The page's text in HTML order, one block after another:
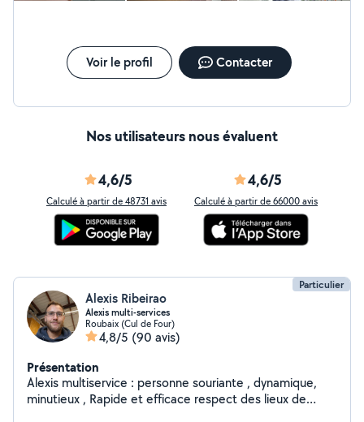
Voir le profil Contacter
Nos utilisateurs nous évaluent
4,6/5
Calculé à partir de 48731 avis
4,6/5
Calculé à partir de 66000 avis
Particulier
Alexis Ribeirao
Alexis multi-services
Roubaix (Cul de Four)
4,8/5 (90 avis)
Présentation
Alexis multiservice : personne souriante , dynamique,
minutieux , Rapide et efficace respect des lieux de